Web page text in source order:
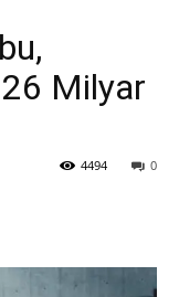
26 Milyar
0
4494